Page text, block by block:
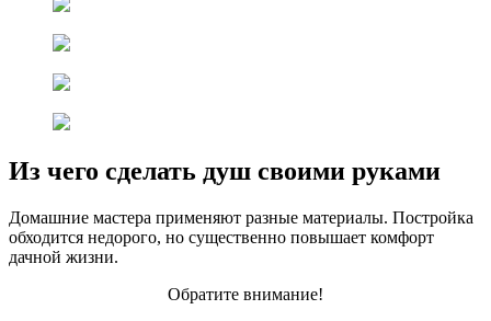
Из чего сделать душ своими руками
Домашние мастера применяют разные материалы. Постройка
обходится недорого, но существенно повышает комфорт
дачной жизни.
Обратите внимание!